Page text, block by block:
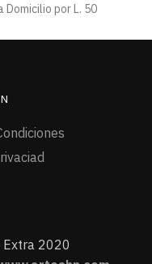
Domicilio por L. 50
2020